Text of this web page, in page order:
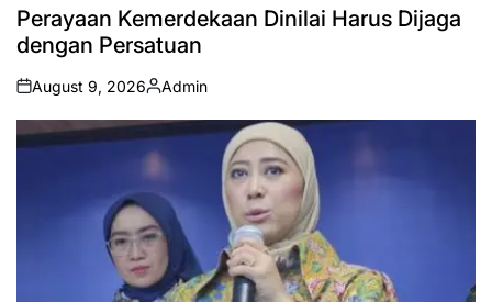
IN
Perayaan Kemerdekaan Dinilai Harus Dijaga
dengan Persatuan
on
August 9, 2026
Posted
by
Admin